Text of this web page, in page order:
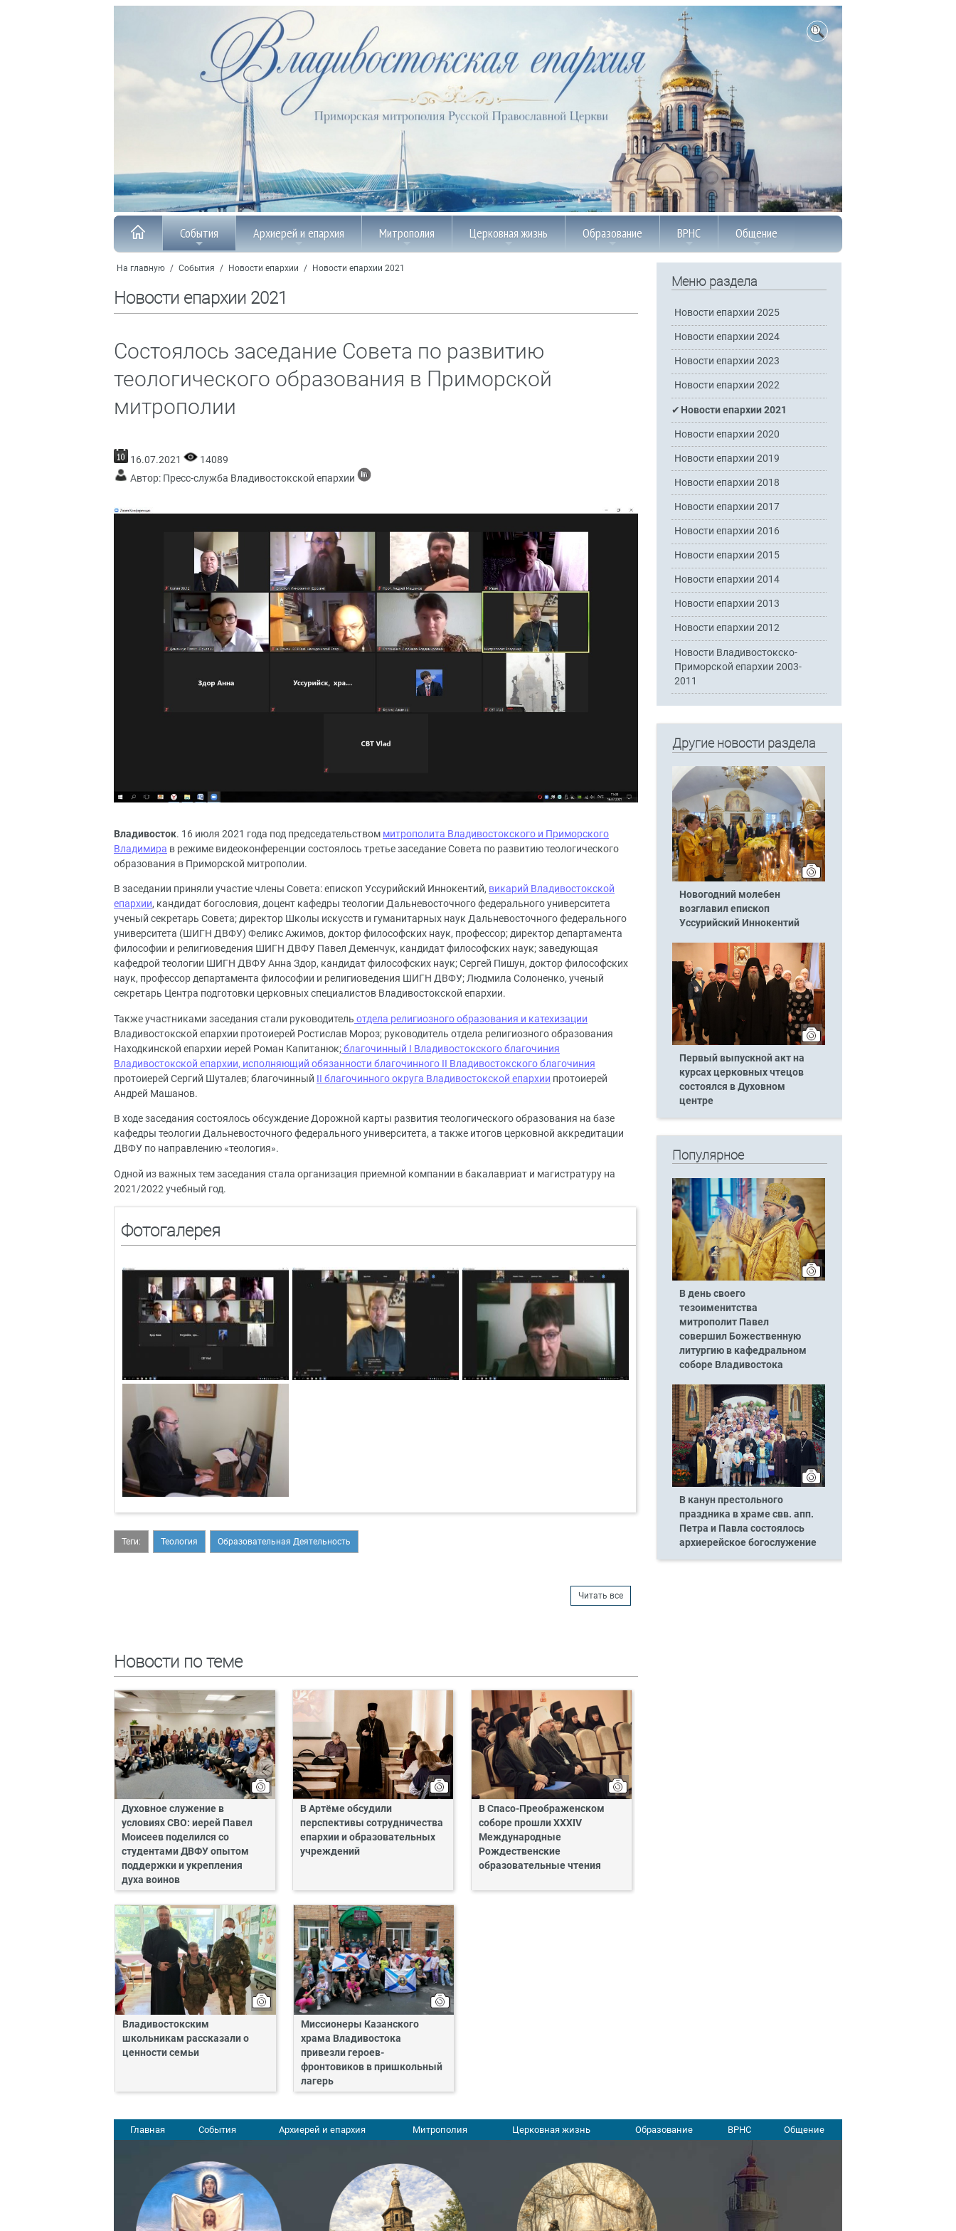
События Архиерей и епархия Митрополия Церковная жизнь Образование ВРНС Общение
На главную / События / Новости епархии / Новости епархии 2021
Новости епархии 2021
Состоялось заседание Совета по развитию
теологического образования в Приморской
митрополии
16.07.2021
14089
Автор: Пресс-служба Владивостокской епархии
Владивосток. 16 июля 2021 года под председательством митрополита Владивостокского и Приморского
Владимира в режиме видеоконференции состоялось третье заседание Совета по развитию теологического
образования в Приморской митрополии.
В заседании приняли участие члены Совета: епископ Уссурийский Иннокентий, викарий Владивостокской
епархии, кандидат богословия, доцент кафедры теологии Дальневосточного федерального университета
ученый секретарь Совета; директор Школы искусств и гуманитарных наук Дальневосточного федерального
университета (ШИГН ДВФУ) Феликс Ажимов, доктор философских наук, профессор; директор департамента
философии и религиоведения ШИГН ДВФУ Павел Деменчук, кандидат философских наук; заведующая
кафедрой теологии ШИГН ДВФУ Анна Здор, кандидат философских наук; Сергей Пишун, доктор философских
наук, профессор департамента философии и религиоведения ШИГН ДВФУ; Людмила Солоненко, ученый
секретарь Центра подготовки церковных специалистов Владивостокской епархии.
Также участниками заседания стали руководитель отдела религиозного образования и катехизации
Владивостокской епархии протоиерей Ростислав Мороз; руководитель отдела религиозного образования
Находкинской епархии иерей Роман Капитанюк;благочинный I Владивостокского благочиния
Владивостокской епархии, исполняющий обязанности благочинного II Владивостокского благочиния
протоиерей Сергий Шуталев; благочинный II благочинного округа Владивостокской епархии протоиерей
Андрей Машанов.
В ходе заседания состоялось обсуждение Дорожной карты развития теологического образования на базе
кафедры теологии Дальневосточного федерального университета, а также итогов церковной аккредитации
ДВФУ по направлению «теология».
Одной из важных тем заседания стала организация приемной компании в бакалавриат и магистратуру на
2021/2022 учебный год.
Фотогалерея
Теги: Теология Образовательная Деятельность
Читать все
Новости по теме
Духовное служение в
условиях СВО: иерей Павел
Моисеев поделился со
студентами ДВФУ опытом
поддержки и укрепления
духа воинов
В Артёме обсудили
перспективы сотрудничества
епархии и образовательных
учреждений
В Спасо-Преображенском
соборе прошли XXXIV
Международные
Рождественские
образовательные чтения
Владивостокским
школьникам рассказали о
ценности семьи
Миссионеры Казанского
храма Владивостока
привезли героев-
фронтовиков в пришкольный
лагерь
Меню раздела
Новости епархии 2025
Новости епархии 2024
Новости епархии 2023
Новости епархии 2022
Новости епархии 2021
Новости епархии 2020
Новости епархии 2019
Новости епархии 2018
Новости епархии 2017
Новости епархии 2016
Новости епархии 2015
Новости епархии 2014
Новости епархии 2013
Новости епархии 2012
Новости Владивостокско-
Приморской епархии 2003-
2011
Другие новости раздела
Новогодний молебен
возглавил епископ
Уссурийский Иннокентий
Первый выпускной акт на
курсах церковных чтецов
состоялся в Духовном
центре
Популярное
В день своего
тезоименитства
митрополит Павел
совершил Божественную
литургию в кафедральном
соборе Владивостока
В канун престольного
праздника в храме свв. апп.
Петра и Павла состоялось
архиерейское богослужение
Главная События Архиерей и епархия Митрополия Церковная жизнь Образование ВРНС Общение